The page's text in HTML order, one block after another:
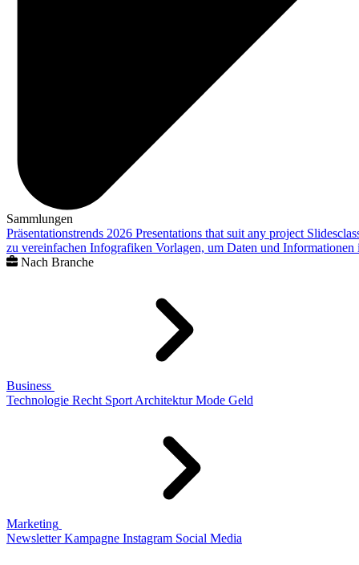
Sammlungen
Präsentationstrends 2026 Presentations that suit any project
zu vereinfachen Infografiken Vorlagen, um Daten und
Nach Branche
Business
Technologie Recht Sport Architektur Mode Geld
Marketing
Newsletter Kampagne Instagram Social Media